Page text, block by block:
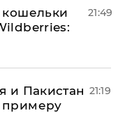
кошельки
21:49
и Пакистан
примеру
21:19